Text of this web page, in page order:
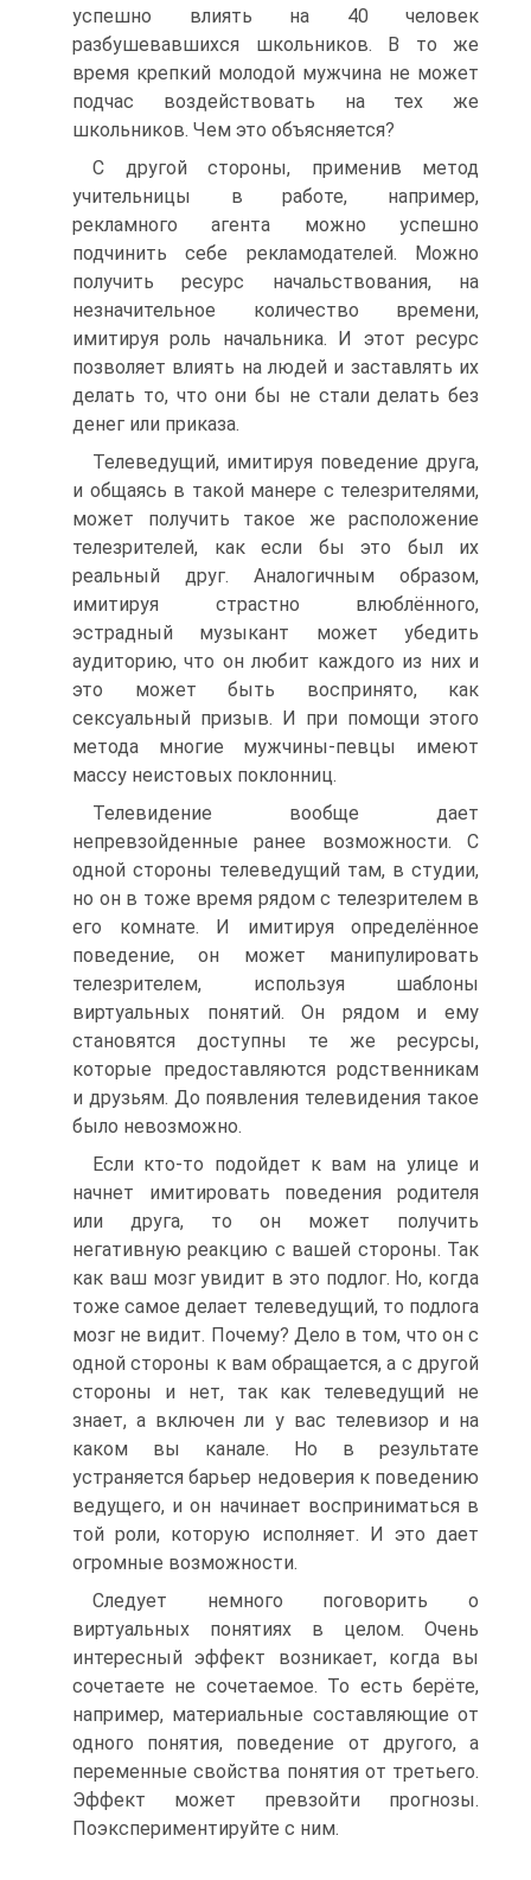
успешно влиять на 40 человек
разбушевавшихся школьников. В то же
время крепкий молодой мужчина не может
подчас воздействовать на тех же
школьников. Чем это объясняется?
С другой стороны, применив метод
учительницы в работе, например,
рекламного агента можно успешно
подчинить себе рекламодателей. Можно
получить ресурс начальствования, на
незначительное количество времени,
имитируя роль начальника. И этот ресурс
позволяет влиять на людей и заставлять их
делать то, что они бы не стали делать без
денег или приказа.
Телеведущий, имитируя поведение друга,
и общаясь в такой манере с телезрителями,
может получить такое же расположение
телезрителей, как если бы это был их
реальный друг. Аналогичным образом,
имитируя страстно влюблённого,
эстрадный музыкант может убедить
аудиторию, что он любит каждого из них и
это может быть воспринято, как
сексуальный призыв. И при помощи этого
метода многие мужчины-певцы имеют
массу неистовых поклонниц.
Телевидение вообще дает
непревзойденные ранее возможности. С
одной стороны телеведущий там, в студии,
но он в тоже время рядом с телезрителем в
его комнате. И имитируя определённое
поведение, он может манипулировать
телезрителем, используя шаблоны
виртуальных понятий. Он рядом и ему
становятся доступны те же ресурсы,
которые предоставляются родственникам
и друзьям. До появления телевидения такое
было невозможно.
Если кто-то подойдет к вам на улице и
начнет имитировать поведения родителя
или друга, то он может получить
негативную реакцию с вашей стороны. Так
как ваш мозг увидит в это подлог. Но, когда
тоже самое делает телеведущий, то подлога
мозг не видит. Почему? Дело в том, что он с
одной стороны к вам обращается, а с другой
стороны и нет, так как телеведущий не
знает, а включен ли у вас телевизор и на
каком вы канале. Но в результате
устраняется барьер недоверия к поведению
ведущего, и он начинает восприниматься в
той роли, которую исполняет. И это дает
огромные возможности.
Следует немного поговорить о
виртуальных понятиях в целом. Очень
интересный эффект возникает, когда вы
сочетаете не сочетаемое. То есть берёте,
например, материальные составляющие от
одного понятия, поведение от другого, а
переменные свойства понятия от третьего.
Эффект может превзойти прогнозы.
Поэкспериментируйте с ним.